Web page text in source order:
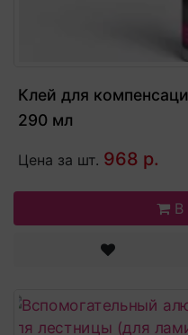
Клей для
290 мл
Цена за шт. 968 р.
В